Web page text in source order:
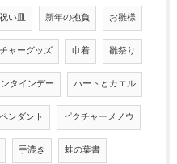
祝い皿 新年の抱負 お雛様
ャーグッズ 巾着 雛祭り
タインデー ハートとカエル
ペンダント ピクチャーメノウ
手漉き 蛙の葉書